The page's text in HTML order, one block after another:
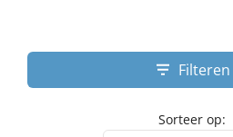
Filteren
Sorteer op: